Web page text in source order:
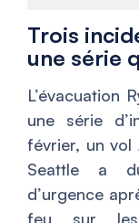
Trois
une série
L’évacuation
une série
février, un vol
Seattle a
d’urgence
feu sur les